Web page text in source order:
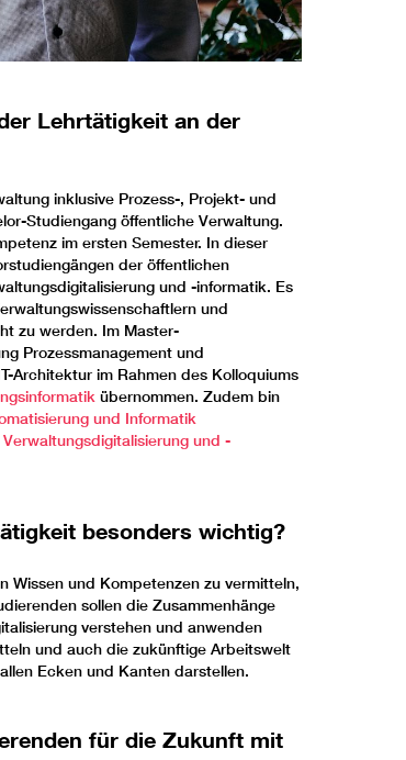
Lehrtätigkeit an der
inklusive Prozess-, Projekt- und
Studiengang öffentliche Verwaltung.
im ersten Semester. In dieser
der öffentlichen
und -informatik. Es
und
zu werden. Im Master-
Prozessmanagement und
Architektur im Rahmen des Kolloquiums
übernommen. Zudem bin
und Informatik
Verwaltungsdigitalisierung und -
besonders wichtig?
Wissen und Kompetenzen zu vermitteln,
sollen die Zusammenhänge
verstehen und anwenden
und auch die zukünftige Arbeitswelt
Ecken und Kanten darstellen.
für die Zukunft mit